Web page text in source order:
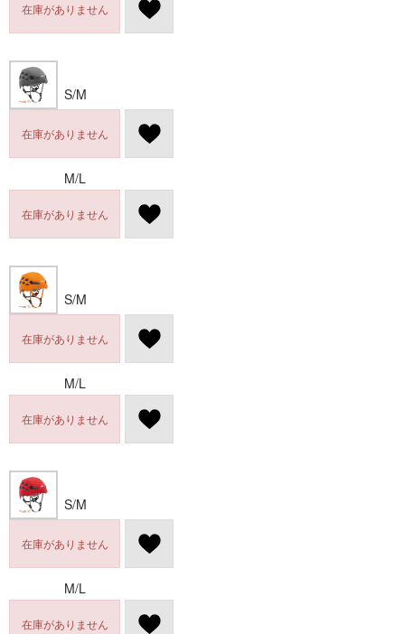
在庫がありません
S/M
在庫がありません
M/L
在庫がありません
S/M
在庫がありません
M/L
在庫がありません
S/M
在庫がありません
M/L
在庫がありません